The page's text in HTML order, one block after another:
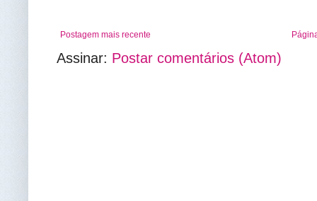
Postagem mais recente
Assinar: Postar comentários (Atom)